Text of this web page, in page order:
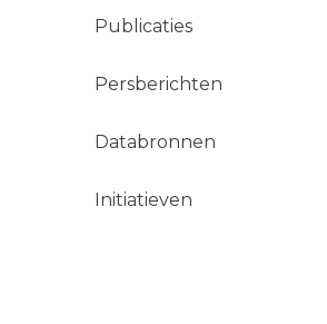
Publicaties
Persberichten
Databronnen
Initiatieven